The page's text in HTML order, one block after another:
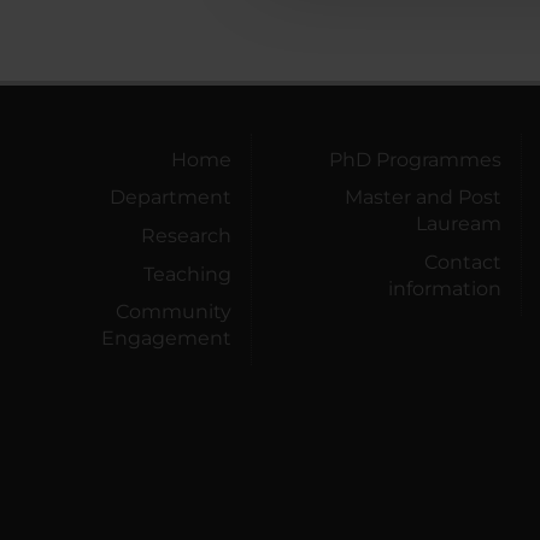
Home
Department
Research
Teaching
Community
Engagement
PhD Programmes
Master and Post
Lauream
Contact
information